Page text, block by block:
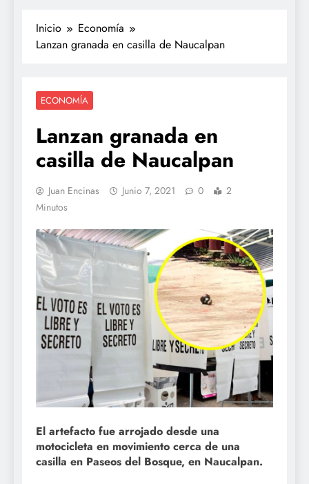
Inicio
Economía
Lanzan granada en casilla de Naucalpan
ECONOMÍA
Lanzan granada en
casilla de Naucalpan
Juan Encinas Junio 7, 2021 0
2
Minutos
El artefacto fue arrojado desde una
motocicleta en movimiento cerca de una
casilla en Paseos del Bosque, en Naucalpan.